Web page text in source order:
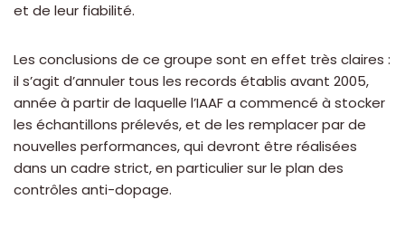
et de leur fiabilité.
Les conclusions de ce groupe sont en effet très claires :
il s’agit d’annuler tous les records établis avant 2005,
année à partir de laquelle l’IAAF a commencé à stocker
les échantillons prélevés, et de les remplacer par de
nouvelles performances, qui devront être réalisées
dans un cadre strict, en particulier sur le plan des
contrôles anti-dopage.